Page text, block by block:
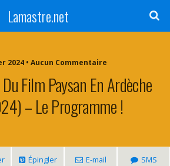
Lamastre.net
2024 • Aucun Commentaire
Film Paysan En Ardèche
– Le Programme !
Épingler E-mail SMS